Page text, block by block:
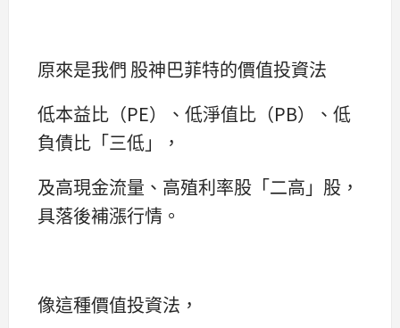
原來是我們 股神巴菲特的價值投資法
低本益比（PE）、低淨值比（PB）、低
負債比「三低」，
及高現金流量、高殖利率股「二高」股，
具落後補漲行情。
像這種價值投資法，